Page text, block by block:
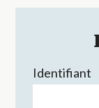
Identifiant